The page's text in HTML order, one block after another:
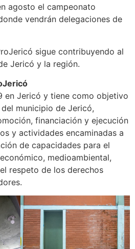
agosto el campeonato
vendrán delegaciones de
sigue contribuyendo al
Jericó y la región.
en Jericó y tiene como objetivo
municipio de Jericó,
financiación y ejecución
y actividades encaminadas a
de capacidades para el
medioambiental,
respeto de los derechos